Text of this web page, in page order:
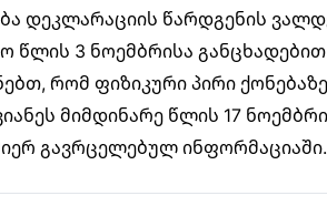
დეკლარაციის წარდგენის
წლის 3 ნოემბრისა
რომ ფიზიკური პირი
მიმდინარე წლის 17
გავრცელებულ ინფორმაციაში.